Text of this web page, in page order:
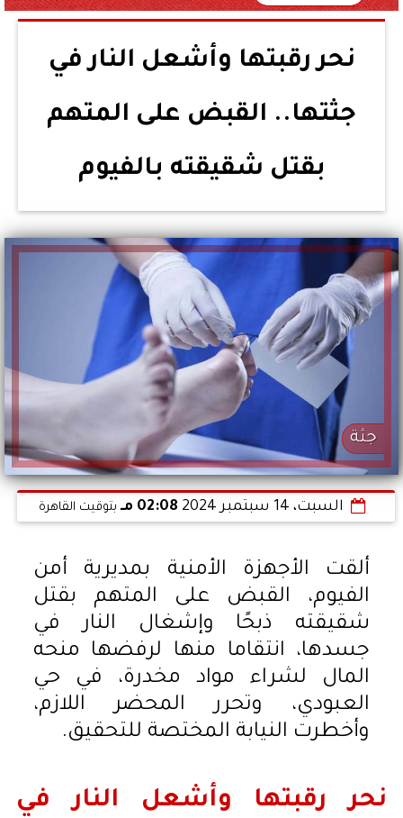
نحر رقبتها وأشعل النار في
جثتها.. القبض على المتهم
بقتل شقيقته بالفيوم
جثة
السبت، 14 سبتمبر 2024 02:08 مـ بتوقيت القاهرة
ألقت الأجهزة الأمنية بمديرية أمن
الفيوم، القبض على المتهم بقتل
شقيقته ذبحًا وإشغال النار في
جسدها، انتقاما منها لرفضها منحه
المال لشراء مواد مخدرة، في حي
العبودي، وتحرر المحضر اللازم،
وأخطرت النيابة المختصة للتحقيق.
نحر رقبتها وأشعل النار في